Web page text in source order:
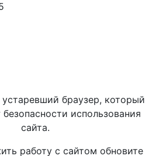
браузер, который
безопасности использования
сайта.
работу с сайтом обновите